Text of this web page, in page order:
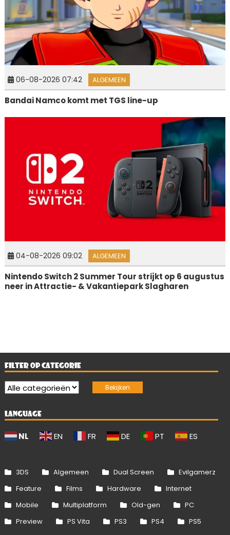
06-08-2026 07:42 ALGEMEEN
Bandai Namco komt met TGS line-up
04-08-2026 09:02 ALGEMEEN
Nintendo Switch 2 Summer Tour strijkt op 6 augustus
neer in Attractie- & Vakantiepark Slagharen
FILTER OP CATEGORIE
LANGUAGE
NL EN FR DE PT ES
3DS Algemeen Dual Screen
Evilgamerz
Feature
Films Hardware
Internet
Mobile
Multiplatform Old-gen
PC
Preview
PS Vita PS3 PS4
PS5